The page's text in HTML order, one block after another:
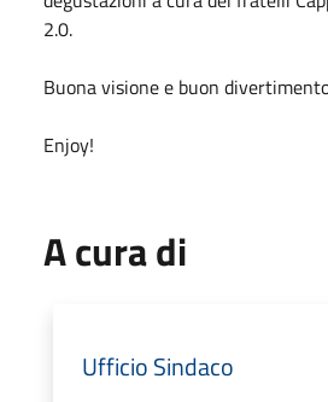
2.0.
Buona visione e buon
Enjoy!
A cura di
Ufficio Sindaco